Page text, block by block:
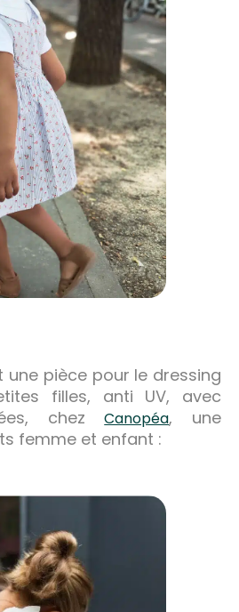
une pièce pour le dressing
filles, anti UV, avec
chezCanopéa, une
femme et enfant :